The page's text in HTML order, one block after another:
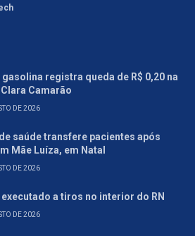
registra queda de R$ 0,20 na
Camarão
DE 2026
saúde transfere pacientes após
Mãe Luíza, em Natal
DE 2026
executado a tiros no interior do RN
DE 2026